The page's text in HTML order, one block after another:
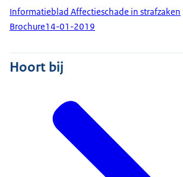
Informatieblad Affectieschade in strafzaken
Brochure14-01-2019
Hoort bij